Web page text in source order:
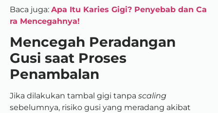
Baca juga: Apa Itu Karies Gigi? Penyebab dan Ca
ra Mencegahnya!
Mencegah Peradangan
Gusi saat Proses
Penambalan
Jika dilakukan tambal gigi tanpa scaling
sebelumnya, risiko gusi yang meradang akibat